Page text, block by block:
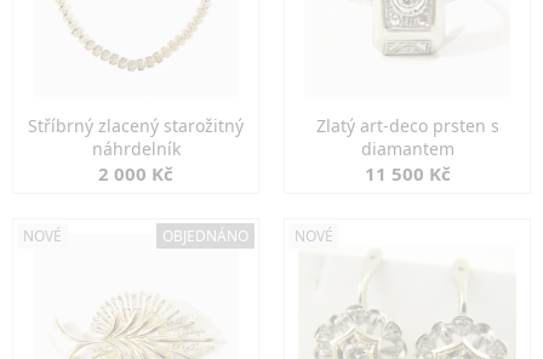
Stříbrný zlacený starožitný
náhrdelník
2 000 Kč
Zlatý art-deco prsten s
diamantem
11 500 Kč
NOVÉ OBJEDNÁNO NOVÉ